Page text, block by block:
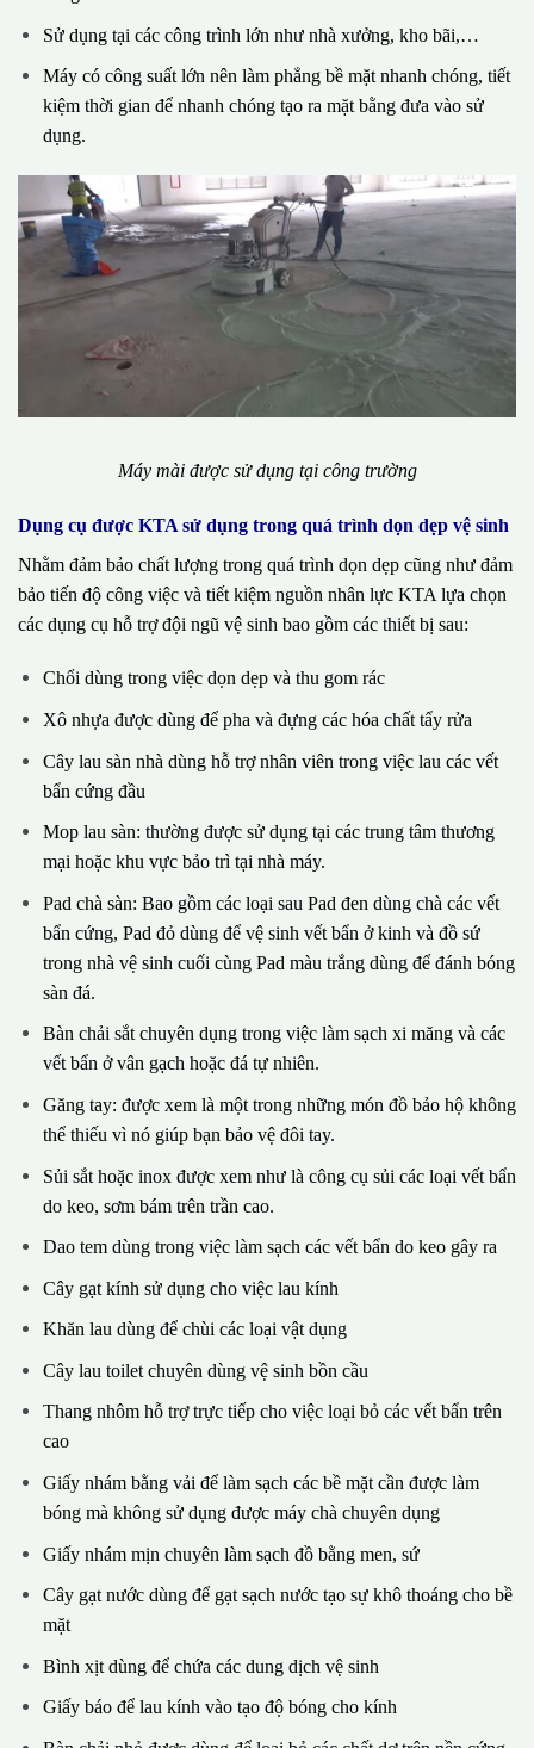
Sử dụng tại các công trình lớn như nhà xưởng, kho bãi,…
Máy có công suất lớn nên làm phẳng bề mặt nhanh chóng, tiết
kiệm thời gian để nhanh chóng tạo ra mặt bằng đưa vào sử
dụng.
Máy mài được sử dụng tại công trường
Dụng cụ được KTA sử dụng trong quá trình dọn dẹp vệ sinh
Nhằm đảm bảo chất lượng trong quá trình dọn dẹp cũng như đảm
bảo tiến độ công việc và tiết kiệm nguồn nhân lực KTA lựa chọn
các dụng cụ hỗ trợ đội ngũ vệ sinh bao gồm các thiết bị sau:
Chổi dùng trong việc dọn dẹp và thu gom rác
Xô nhựa được dùng để pha và đựng các hóa chất tẩy rửa
Cây lau sàn nhà dùng hỗ trợ nhân viên trong việc lau các vết
bẩn cứng đầu
Mop lau sàn: thường được sử dụng tại các trung tâm thương
mại hoặc khu vực bảo trì tại nhà máy.
Pad chà sàn: Bao gồm các loại sau Pad đen dùng chà các vết
bẩn cứng, Pad đỏ dùng để vệ sinh vết bẩn ở kinh và đồ sứ
trong nhà vệ sinh cuối cùng Pad màu trắng dùng để đánh bóng
sàn đá.
Bàn chải sắt chuyên dụng trong việc làm sạch xi măng và các
vết bẩn ở vân gạch hoặc đá tự nhiên.
Găng tay: được xem là một trong những món đồ bảo hộ không
thể thiếu vì nó giúp bạn bảo vệ đôi tay.
Sủi sắt hoặc inox được xem như là công cụ sủi các loại vết bẩn
do keo, sơm bám trên trần cao.
Dao tem dùng trong việc làm sạch các vết bẩn do keo gây ra
Cây gạt kính sử dụng cho việc lau kính
Khăn lau dùng để chùi các loại vật dụng
Cây lau toilet chuyên dùng vệ sinh bồn cầu
Thang nhôm hỗ trợ trực tiếp cho việc loại bỏ các vết bẩn trên
cao
Giấy nhám bằng vải để làm sạch các bề mặt cần được làm
bóng mà không sử dụng được máy chà chuyên dụng
Giấy nhám mịn chuyên làm sạch đồ bằng men, sứ
Cây gạt nước dùng để gạt sạch nước tạo sự khô thoáng cho bề
mặt
Bình xịt dùng để chứa các dung dịch vệ sinh
Giấy báo để lau kính vào tạo độ bóng cho kính